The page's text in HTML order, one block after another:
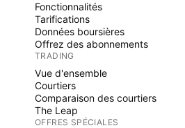
Fonctionnalités
Tarifications
Données boursières
Offrez des abonnements
TRADING
Vue d'ensemble
Courtiers
Comparaison des courtiers
The Leap
OFFRES SPÉCIALES